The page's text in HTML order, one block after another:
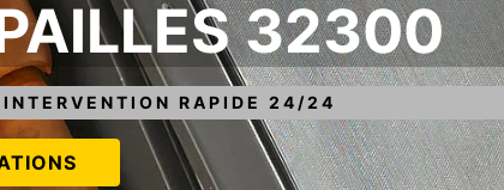
32300
INTERVENTION RAPIDE 24/24